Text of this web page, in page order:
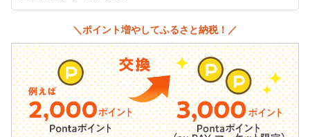
＼ポイント増やしてふるさと納税！／